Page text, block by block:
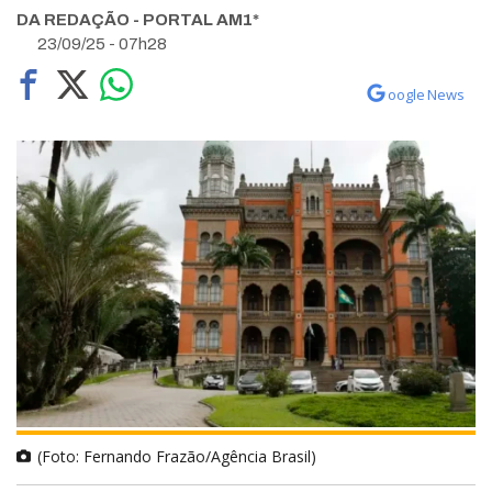
DA REDAÇÃO - PORTAL AM1*
23/09/25 - 07h28
oogle News
(Foto: Fernando Frazão/Agência Brasil)